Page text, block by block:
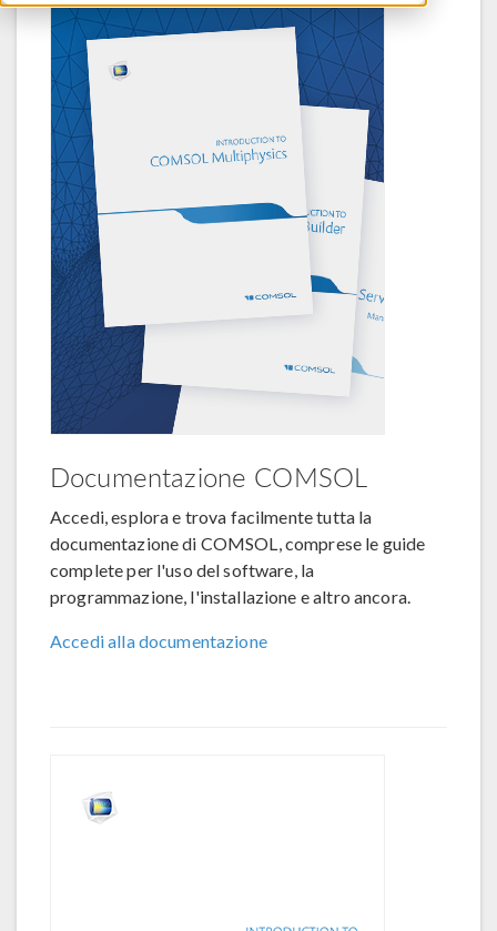
Documentazione COMSOL
Accedi, esplora e trova facilmente tutta la
documentazione di COMSOL, comprese le guide
complete per l'uso del software, la
programmazione, l'installazione e altro ancora.
Accedi alla documentazione